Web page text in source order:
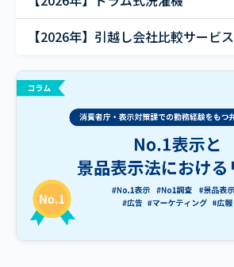
【2026年】引越し会社比較サービス